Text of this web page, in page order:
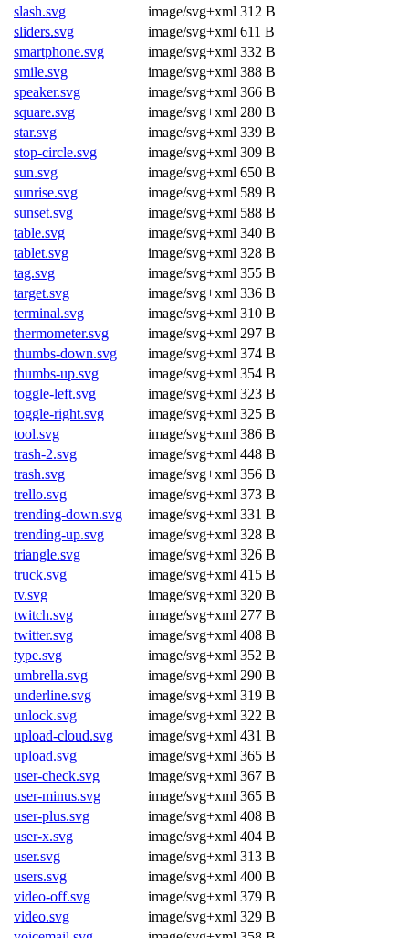
slash.svg
image/svg+xml 312 B
sliders.svg
image/svg+xml 611 B
smartphone.svg
image/svg+xml 332 B
smile.svg
image/svg+xml 388 B
speaker.svg
image/svg+xml 366 B
square.svg
image/svg+xml 280 B
star.svg
image/svg+xml 339 B
stop-circle.svg
image/svg+xml 309 B
sun.svg
image/svg+xml 650 B
sunrise.svg
image/svg+xml 589 B
sunset.svg
image/svg+xml 588 B
table.svg
image/svg+xml 340 B
tablet.svg
image/svg+xml 328 B
tag.svg
image/svg+xml 355 B
target.svg
image/svg+xml 336 B
terminal.svg
image/svg+xml 310 B
thermometer.svg
image/svg+xml 297 B
thumbs-down.svg
image/svg+xml 374 B
thumbs-up.svg
image/svg+xml 354 B
toggle-left.svg
image/svg+xml 323 B
toggle-right.svg
image/svg+xml 325 B
tool.svg
image/svg+xml 386 B
trash-2.svg
image/svg+xml 448 B
trash.svg
image/svg+xml 356 B
trello.svg
image/svg+xml 373 B
trending-down.svg
image/svg+xml 331 B
trending-up.svg
image/svg+xml 328 B
triangle.svg
image/svg+xml 326 B
truck.svg
image/svg+xml 415 B
tv.svg
image/svg+xml 320 B
twitch.svg
image/svg+xml 277 B
twitter.svg
image/svg+xml 408 B
type.svg
image/svg+xml 352 B
umbrella.svg
image/svg+xml 290 B
underline.svg
image/svg+xml 319 B
unlock.svg
image/svg+xml 322 B
upload-cloud.svg
image/svg+xml 431 B
upload.svg
image/svg+xml 365 B
user-check.svg
image/svg+xml 367 B
user-minus.svg
image/svg+xml 365 B
user-plus.svg
image/svg+xml 408 B
user-x.svg
image/svg+xml 404 B
user.svg
image/svg+xml 313 B
users.svg
image/svg+xml 400 B
video-off.svg
image/svg+xml 379 B
video.svg
image/svg+xml 329 B